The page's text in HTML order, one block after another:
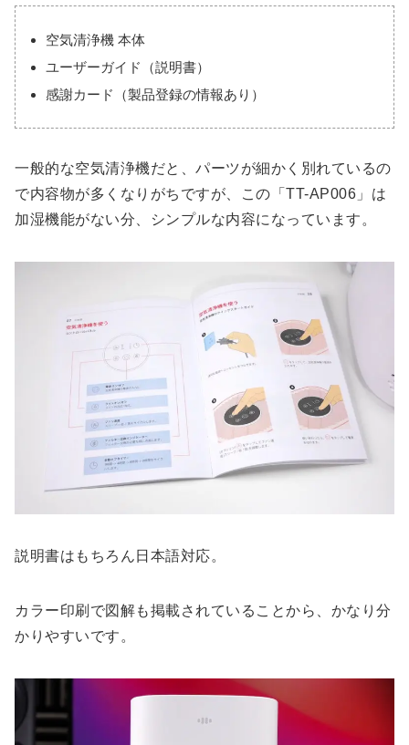
空気清浄機 本体
ユーザーガイド（説明書）
感謝カード（製品登録の情報あり）
一般的な空気清浄機だと、パーツが細かく別れているの
で内容物が多くなりがちですが、この「TT-AP006」は
加湿機能がない分、シンプルな内容になっています。
説明書はもちろん日本語対応。
カラー印刷で図解も掲載されていることから、かなり分
かりやすいです。